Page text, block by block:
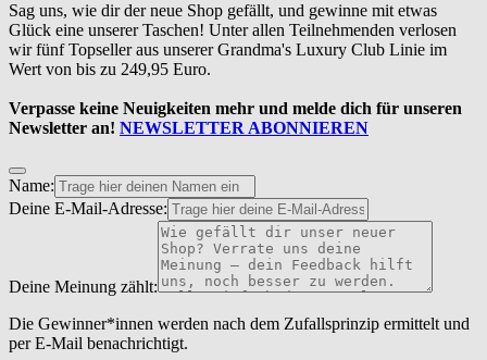
Sag uns, wie dir der neue Shop gefällt, und gewinne mit etwas
Glück eine unserer Taschen! Unter allen Teilnehmenden verlosen
wir fünf Topseller aus unserer Grandma's Luxury Club Linie im
Wert von bis zu 249,95 Euro.
Verpasse keine Neuigkeiten mehr und melde dich für unseren
Newsletter an! NEWSLETTER ABONNIEREN
Name:
Deine E-Mail-Adresse:
Deine Meinung zählt:
Die Gewinner*innen werden nach dem Zufallsprinzip ermittelt und
per E-Mail benachrichtigt.